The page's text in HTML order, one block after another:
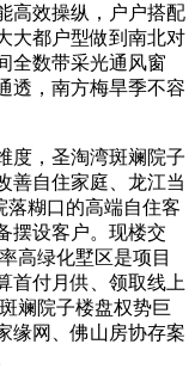
高效操纵，户户搭配
大都户型做到南北对
全数带采光通风窗
透，南方梅旱季不容
，圣淘湾斑斓院子
善自住家庭、龙江当
落糊口的高端自住客
摆设客户。现楼交
高绿化墅区是项目
首付月供、领取线上
斓院子楼盘权势巨
缘网、佛山房协存案